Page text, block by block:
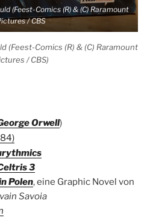
(Feest-Comics (R) & (C) Raramount
/ CBS
(Feest-Comics (R) & (C) Raramount
/ CBS)
Orwell)
3
Polen, eine Graphic Novel von
Savoia